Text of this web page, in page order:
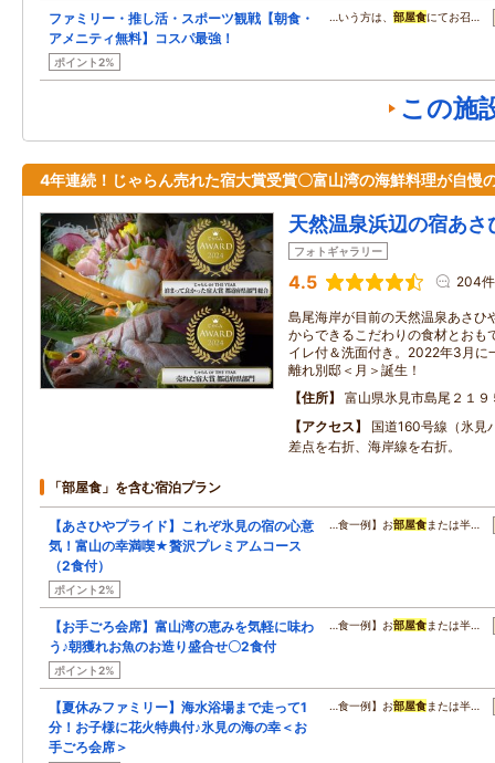
ファミリー・推し活・スポーツ観戦【朝食・
アメニティ無料】コスパ最強！
ポイント2%
…いう方は、 部屋食にてお召…
この施
4年連続！じゃらん売れた宿大賞受賞〇富山湾の海鮮料理が自慢
天然温泉浜辺の宿あさ
フォトギャラリー
4.5 204件
島尾海岸が目前の天然温泉あさひ
からできるこだわりの食材とおも
イレ付＆洗面付き。2022年3月に
離れ別邸＜月＞誕生！
住所
富山県氷見市島尾２１９
アクセス
国道160号線（氷見
差点を右折、海岸線を右折。
「部屋食」を含む宿泊プラン
【あさひやプライド】これぞ氷見の宿の心意
気！富山の幸満喫★贅沢プレミアムコース
（2食付）
ポイント2%
…食一例】お部屋食または半…
【お手ごろ会席】富山湾の恵みを気軽に味わ
う♪朝獲れお魚のお造り盛合せ〇2食付
ポイント2%
…食一例】お部屋食または半…
【夏休みファミリー】海水浴場まで走って1
分！お子様に花火特典付♪氷見の海の幸＜お
手ごろ会席＞
…食一例】お部屋食または半…